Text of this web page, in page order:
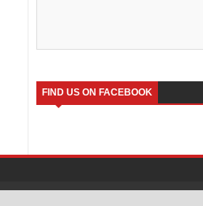
FIND US ON FACEBOOK